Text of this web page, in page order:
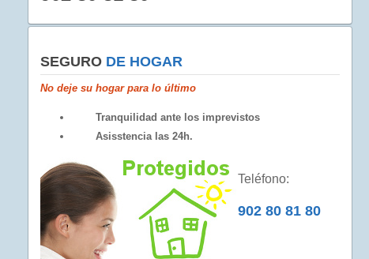
SEGURO DE HOGAR
No deje su hogar para lo último
Tranquilidad ante los imprevistos
Asisstencia las 24h.
Teléfono:
902 80 81 80